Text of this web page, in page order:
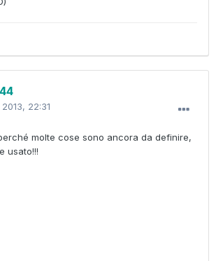
22:31
molte cose sono ancora da definire,
usato!!!